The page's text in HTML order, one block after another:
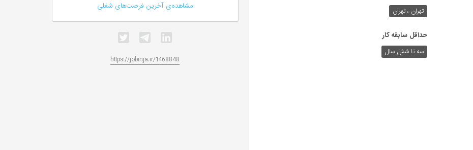
تهران ، تهران
حداقل سابقه کار
سه تا شش سال
مشاهده‌ی آخرین فرصت‌های شغلی
https://jobinja.ir/1468848